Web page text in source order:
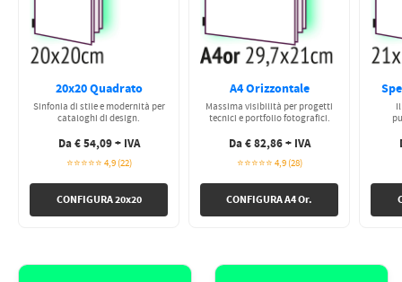
20x20 Quadrato
Sinfonia di stile e modernità per
cataloghi di design.
Da € 54,09 + IVA
⭐⭐⭐⭐⭐ 4,9 (22)
CONFIGURA 20x20
A4 Orizzontale
Massima visibilità per progetti
tecnici e portfolio fotografici.
Da € 82,86 + IVA
⭐⭐⭐⭐⭐ 4,9 (28)
CONFIGURA A4 Or.